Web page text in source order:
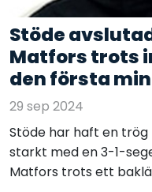
Stöde
Matfors trots
den första
29 sep 2024
Stöde har haft en
starkt med en 3-1-
Matfors trots ett